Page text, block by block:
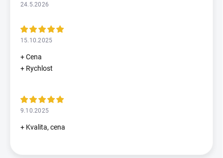
24.5.2026
15.10.2025
+ Cena
+ Rychlost
9.10.2025
+ Kvalita, cena